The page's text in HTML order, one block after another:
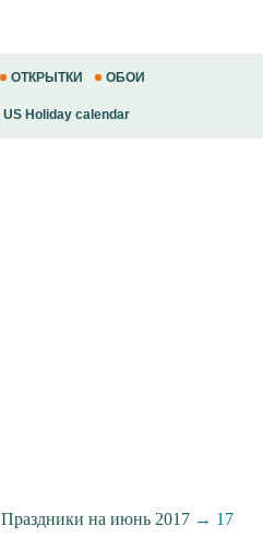
ОТКРЫТКИ ОБОИ
US Holiday calendar
Праздники на июнь 2017 → 17